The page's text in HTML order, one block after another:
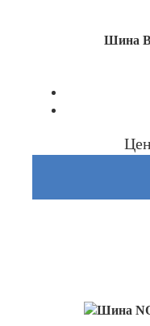
Шина